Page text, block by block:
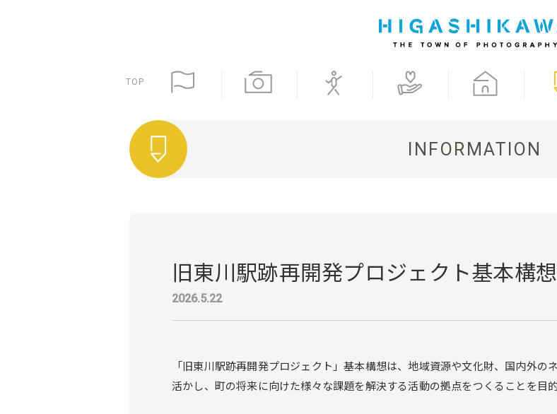
TOP
INFORMATION
旧東川駅跡再開発プロジェクト基本構
2026.5.22
「旧東川駅跡再開発プロジェクト」基本構想は、地域資源や文化財、国内外
活かし、町の将来に向けた様々な課題を解決する活動の拠点をつくることを目的